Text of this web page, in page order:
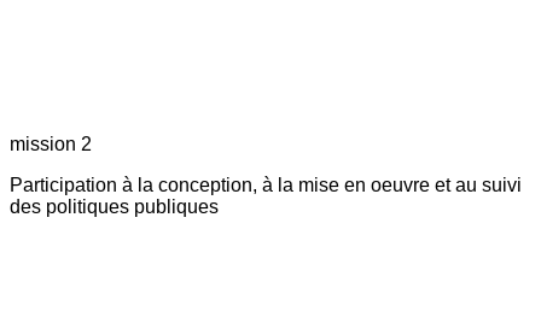
mission 2
Participation à la conception, à la mise en oeuvre et au suivi
des politiques publiques